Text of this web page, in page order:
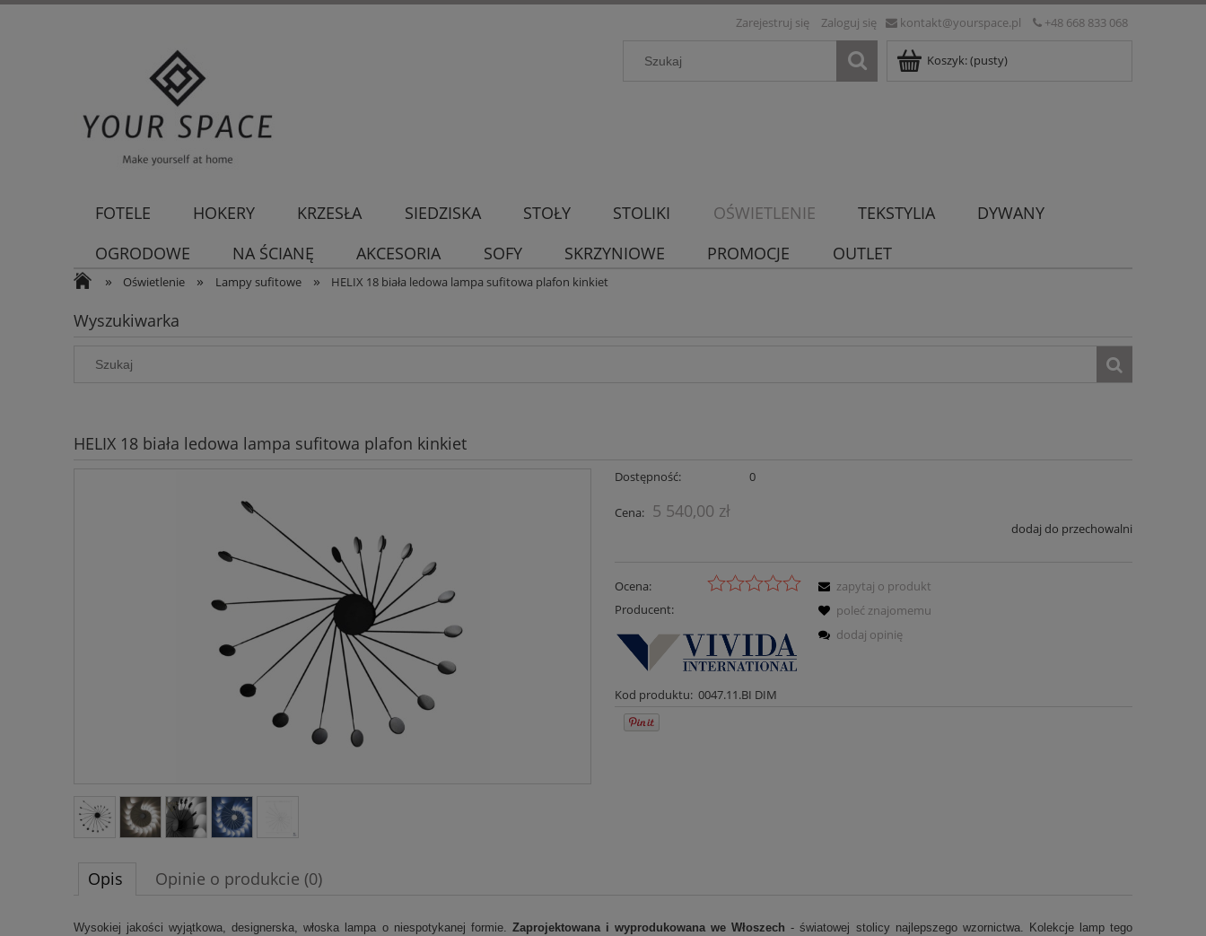
kontakt@yourspace.pl +48 668 833 068
Zarejestruj się Zaloguj się
Koszyk:(pusty)
FOTELE HOKERY KRZESŁA SIEDZISKA STOŁY STOLIKI OŚWIETLENIE TEKSTYLIA
DYWANY
OGRODOWE
NA ŚCIANĘ AKCESORIA SOFY SKRZYNIOWE PROMOCJE OUTLET
» Oświetlenie » Lampy sufitowe » HELIX 18 biała ledowa lampa sufitowa plafon kinkiet
Wyszukiwarka
HELIX 18 biała ledowa lampa sufitowa plafon kinkiet
Dostępność: 0
Cena: 5 540,00 zł
dodaj do przechowalni
Ocena:
Producent:
Kod produktu: 0047.11.BI DIM
zapytaj o produkt
poleć znajomemu
dodaj opinię
Opis Opinie o produkcie (0)
Wysokiej jakości wyjątkowa, designerska, włoska lampa o niespotykanej formie. Zaprojektowana i wyprodukowana we Włoszech - światowej stolicy najlepszego wzornictwa. Kolekcje lamp tego